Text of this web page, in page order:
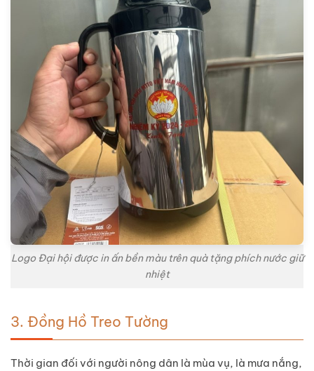
Logo Đại hội được in ấn bền màu trên quà tặng phích nước giữ
nhiệt
3. Đồng Hồ Treo Tường
Thời gian đối với người nông dân là mùa vụ, là mưa nắng,